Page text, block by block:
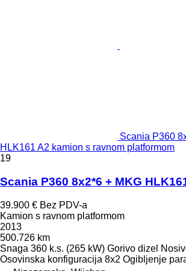
Scania P360
HLK161 A2 kamion s ravnom platformom
19
Scania P360 8x2*6 + MKG
39.900 € Bez PDV-a
Kamion s ravnom platformom
2013
500.726 km
Snaga 360 k.s. (265 kW) Gorivo dizel
Osovinska konfiguracija 8x2 Ogibljenje